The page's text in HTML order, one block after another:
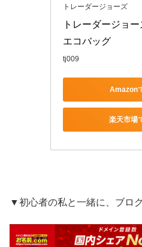
トレーダージョーズ
トレーダージョ
エコバッグ
tj009
Amazon
楽天市場
▼初心者の私と一緒に、ブロ